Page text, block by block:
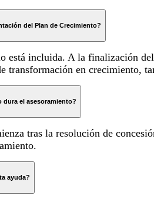
del Plan de Crecimiento?
está incluida. A la finalización
transformación en crecimiento,
dura el asesoramiento?
tras la resolución de
ayuda?